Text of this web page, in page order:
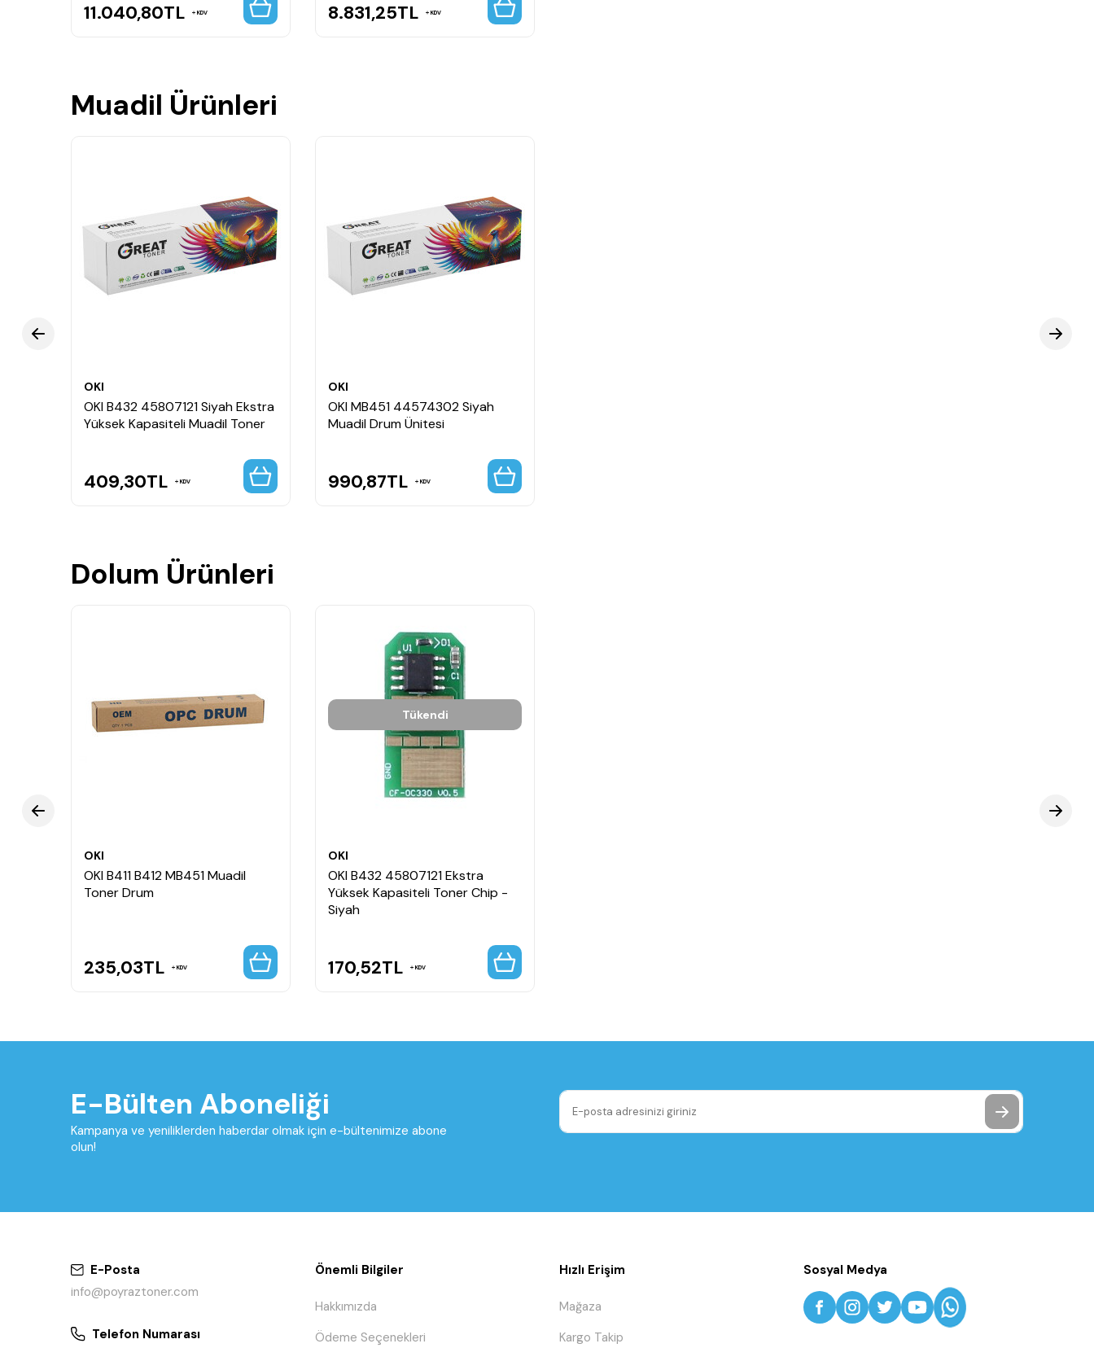
11.040,80TL KDV 8.831,25TL KDV
Muadil Ürünleri
OKI
OKI B432 45807121 Siyah Ekstra
Yüksek Kapasiteli Muadil Toner
409,30TL KDV
OKI
OKI MB451 44574302 Siyah
Muadil Drum Ünitesi
990,87TL KDV
Dolum Ürünleri
OKI
OKI B411 B412 MB451 Muadil
Toner Drum
235,03TL KDV
Tükendi
OKI
OKI B432 45807121 Ekstra
Yüksek Kapasiteli Toner Chip -
Siyah
170,52TL KDV
E-Bülten Aboneliği
Kampanya ve yeniliklerden haberdar olmak için e-bültenimize abone
olun!
E-Posta
info@poyraztoner.com
Telefon Numarası
Önemli Bilgiler
Hakkımızda
Ödeme Seçenekleri
Hızlı Erişim
Mağaza
Kargo Takip
Sosyal Medya